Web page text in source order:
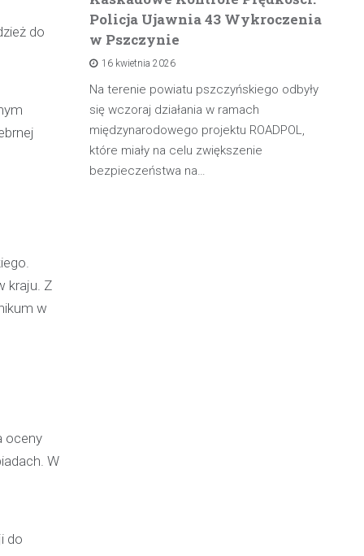
do
kraju. Z
w
oceny
W
do
poza
Policja Ujawnia 43 Wykroczenia
w Pszczynie
16 kwietnia 2026
Na terenie powiatu pszczyńskiego odbyły
się wczoraj działania w ramach
międzynarodowego projektu ROADPOL,
które miały na celu zwiększenie
bezpieczeństwa na…